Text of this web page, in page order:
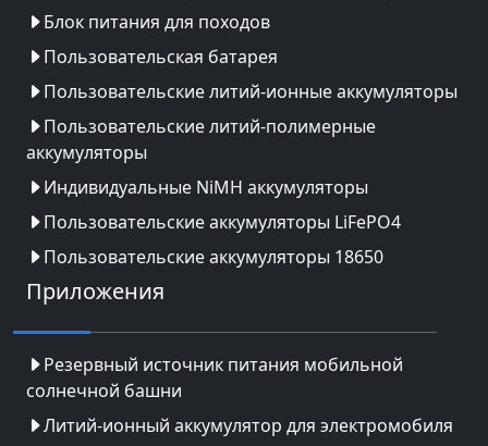
Блок питания для походов
Пользовательская батарея
Пользовательские литий-ионные аккумуляторы
Пользовательские литий-полимерные
аккумуляторы
Индивидуальные NiMH аккумуляторы
Пользовательские аккумуляторы LiFePO4
Пользовательские аккумуляторы 18650
Приложения
Резервный источник питания мобильной
солнечной башни
Литий-ионный аккумулятор для электромобиля